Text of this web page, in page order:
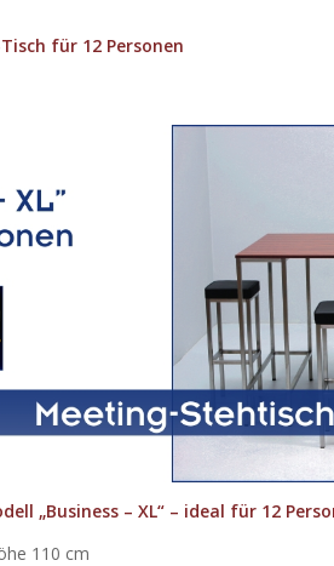
für 12 Personen
„Business – XL“ – ideal für 12
110 cm